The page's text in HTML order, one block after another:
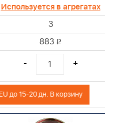
Используется в агрегатах
3
883 i
- +
Поставка из РФ или EU до 15-20 дн. В корзину